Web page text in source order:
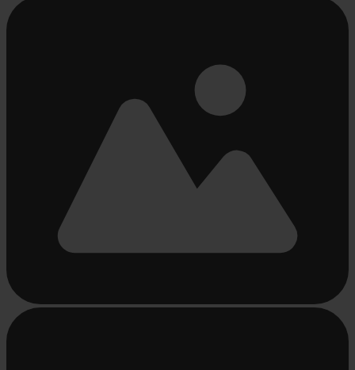
met
Bezig
met